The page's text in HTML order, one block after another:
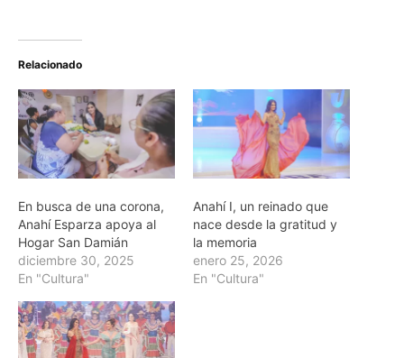
Relacionado
En busca de una corona,
Anahí Esparza apoya al
Hogar San Damián
diciembre 30, 2025
En "Cultura"
Anahí I, un reinado que
nace desde la gratitud y
la memoria
enero 25, 2026
En "Cultura"